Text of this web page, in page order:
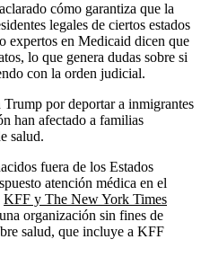
cómo garantiza que la
legales de ciertos estados
expertos en Medicaid dicen que
lo que genera dudas sobre si
con la orden judicial.
por deportar a inmigrantes
han afectado a familias
salud.
fuera de los Estados
atención médica en el
KFF y The New York Times
organización sin fines de
salud, que incluye a KFF